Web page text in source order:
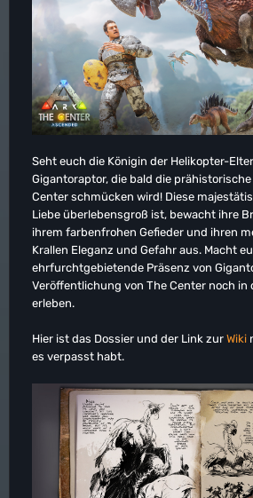
Seht euch die Königin der Helikopter-
Gigantoraptor, die bald die
Center schmücken wird! Diese
Liebe überlebensgroß ist, bewacht ihre
ihrem farbenfrohen Gefieder und ihren
Krallen Eleganz und Gefahr aus. Macht
ehrfurchtgebietende Präsenz von
Veröffentlichung von The Center noch in
erleben.
Hier ist das Dossier und der Link zur Wiki
es verpasst habt.